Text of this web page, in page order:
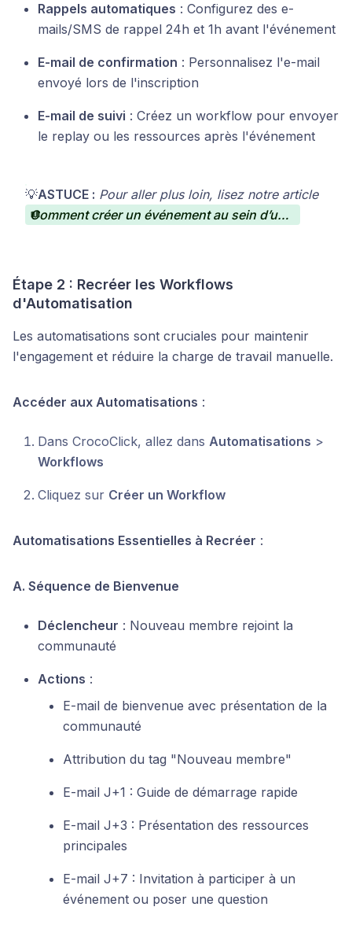
Rappels automatiques : Configurez des e-
mails/SMS de rappel 24h et 1h avant l'événement
E-mail de confirmation : Personnalisez l'e-mail
envoyé lors de l'inscription
E-mail de suivi : Créez un workflow pour envoyer
le replay ou les ressources après l'événement
💡ASTUCE : Pour aller plus loin, lisez notre article
Comment créer un événement au sein d’une communauté ?
Étape 2 : Recréer les Workflows
d'Automatisation
Les automatisations sont cruciales pour maintenir
l'engagement et réduire la charge de travail manuelle.
Accéder aux Automatisations :
Dans CrocoClick, allez dans Automatisations >
Workflows
Cliquez sur Créer un Workflow
Automatisations Essentielles à Recréer :
A. Séquence de Bienvenue
Déclencheur : Nouveau membre rejoint la
communauté
Actions :
E-mail de bienvenue avec présentation de la
communauté
Attribution du tag "Nouveau membre"
E-mail J+1 : Guide de démarrage rapide
E-mail J+3 : Présentation des ressources
principales
E-mail J+7 : Invitation à participer à un
événement ou poser une question